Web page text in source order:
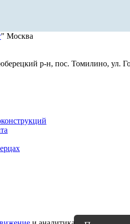
" Москва
р-н, пос. Томилино, ул.